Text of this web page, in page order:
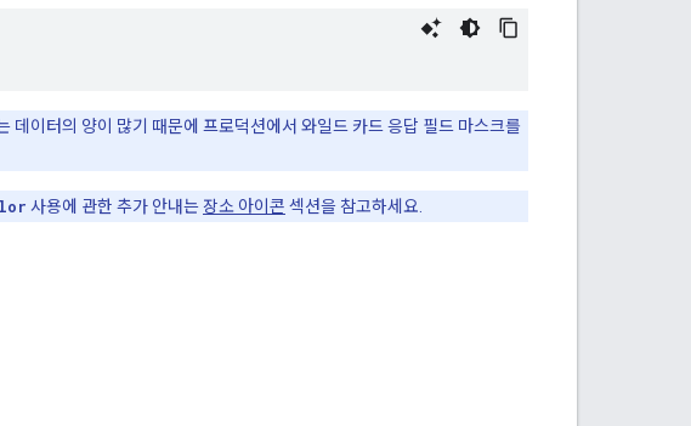
이터의 양이 많기 때문에 프로덕션에서 와일드 카드 응답 필드 마스크를
사용에 관한 추가 안내는장소 아이콘 섹션을 참고하세요.